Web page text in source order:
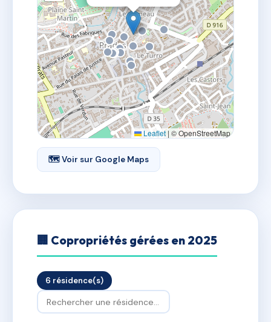
Leaflet | © OpenStreetMap
🗺 Voir sur Google Maps
🏢 Copropriétés gérées en 2025
6 résidence(s)